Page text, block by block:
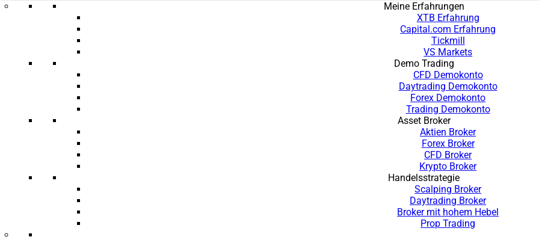
Meine Erfahrungen
XTB Erfahrung
Capital.com Erfahrung
Tickmill
VS Markets
Demo Trading
CFD Demokonto
Daytrading Demokonto
Forex Demokonto
Trading Demokonto
Asset Broker
Aktien Broker
Forex Broker
CFD Broker
Krypto Broker
Handelsstrategie
Scalping Broker
Daytrading Broker
Broker mit hohem Hebel
Prop Trading